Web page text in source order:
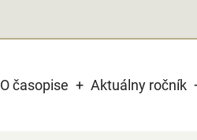
O časopise Aktuálny ročník